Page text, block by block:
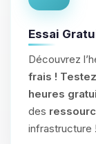
Essai
Découvrez
frais !
heures
des
infrastructure !